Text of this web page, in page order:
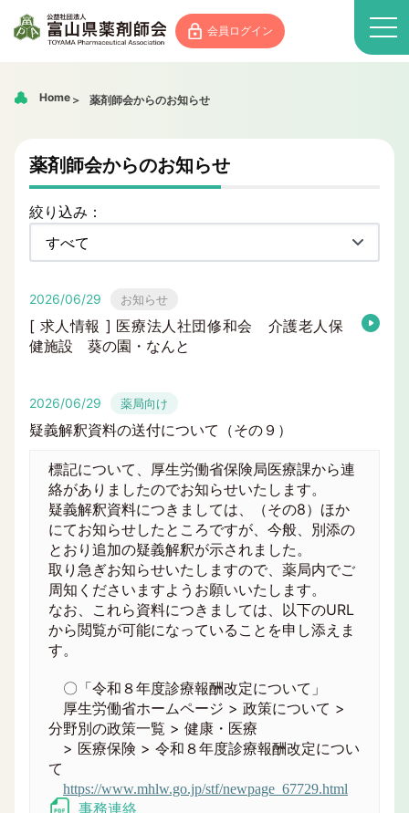
会員ログイン
Home 薬剤師会からのお知らせ
薬剤師会からのお知らせ
絞り込み：
2026/06/29 お知らせ
[ 求人情報 ] 医療法人社団修和会 介護老人保
健施設 葵の園・なんと
2026/06/29 薬局向け
疑義解釈資料の送付について（その９）
標記について、厚生労働省保険局医療課から連
絡がありましたのでお知らせいたします。
疑義解釈資料につきましては、（その8）ほか
にてお知らせしたところですが、今般、別添の
とおり追加の疑義解釈が示されました。
取り急ぎお知らせいたしますので、薬局内でご
周知くださいますようお願いいたします。
なお、これら資料につきましては、以下のURL
から閲覧が可能になっていることを申し添えま
す。
〇「令和８年度診療報酬改定について」
厚生労働省ホームページ > 政策について >
分野別の政策一覧 > 健康・医療
> 医療保険 > 令和８年度診療報酬改定につい
て
https://www.mhlw.go.jp/stf/newpage_67729.html
事務連絡